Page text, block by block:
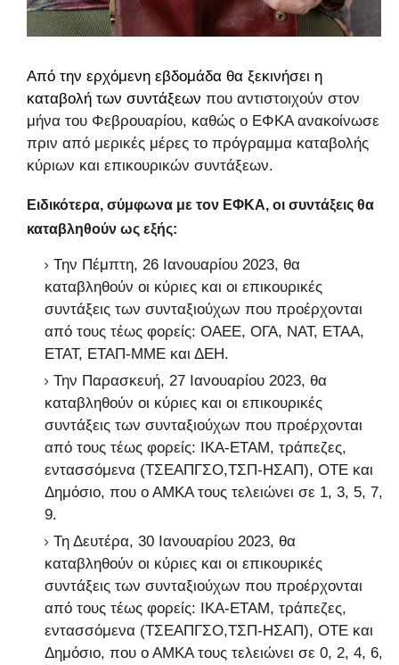
Από την ερχόμενη εβδομάδα θα ξεκινήσει η
καταβολή των συντάξεων που αντιστοιχούν στον
μήνα του Φεβρουαρίου, καθώς ο ΕΦΚΑ ανακοίνωσε
πριν από μερικές μέρες το πρόγραμμα καταβολής
κύριων και επικουρικών συντάξεων.
Ειδικότερα, σύμφωνα με τον ΕΦΚΑ, οι συντάξεις θα
καταβληθούν ως εξής:
Την Πέμπτη, 26 Ιανουαρίου 2023, θα
καταβληθούν οι κύριες και οι επικουρικές
συντάξεις των συνταξιούχων που προέρχονται
από τους τέως φορείς: ΟΑΕΕ, ΟΓΑ, ΝΑΤ, ΕΤΑΑ,
ΕΤΑΤ, ΕΤΑΠ-ΜΜΕ και ΔΕΗ.
Την Παρασκευή, 27 Ιανουαρίου 2023, θα
καταβληθούν οι κύριες και οι επικουρικές
συντάξεις των συνταξιούχων που προέρχονται
από τους τέως φορείς: ΙΚΑ-ΕΤΑΜ, τράπεζες,
εντασσόμενα (ΤΣΕΑΠΓΣΟ,ΤΣΠ-ΗΣΑΠ), ΟΤΕ και
Δημόσιο, που ο ΑΜΚΑ τους τελειώνει σε 1, 3, 5, 7,
9.
Τη Δευτέρα, 30 Ιανουαρίου 2023, θα
καταβληθούν οι κύριες και οι επικουρικές
συντάξεις των συνταξιούχων που προέρχονται
από τους τέως φορείς: ΙΚΑ-ΕΤΑΜ, τράπεζες,
εντασσόμενα (ΤΣΕΑΠΓΣΟ,ΤΣΠ-ΗΣΑΠ), ΟΤΕ και
Δημόσιο, που ο ΑΜΚΑ τους τελειώνει σε 0, 2, 4, 6,